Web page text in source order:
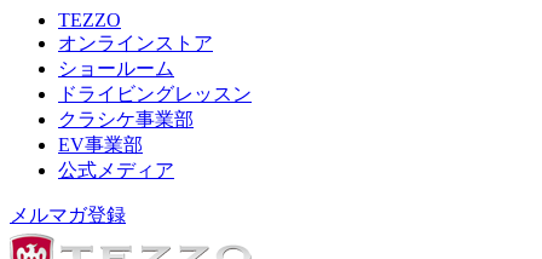
TEZZO
オンラインストア
ショールーム
ドライビングレッスン
クラシケ事業部
EV事業部
公式メディア
メルマガ登録